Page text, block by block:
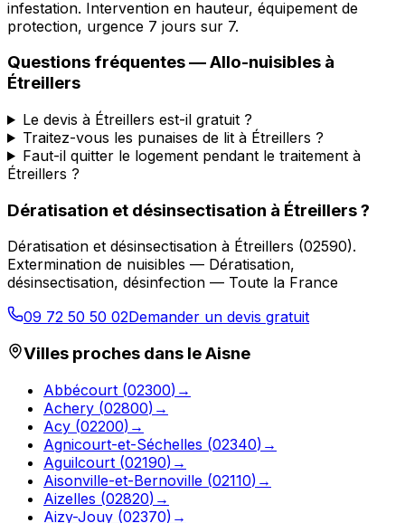
infestation. Intervention en hauteur, équipement de
protection, urgence 7 jours sur 7.
Questions fréquentes —Allo-nuisibles à
Étreillers
Le devis à Étreillers est-il gratuit ?
Traitez-vous les punaises de lit à Étreillers ?
Faut-il quitter le logement pendant le traitement à
Étreillers ?
Dératisation et désinsectisation à Étreillers?
Dératisation et désinsectisation à Étreillers (02590).
Extermination de nuisibles — Dératisation,
désinsectisation, désinfection — Toute la France
09 72 50 50 02Demander un devis gratuit
Villes proches dans leAisne
Abbécourt (02300) →
Achery (02800) →
Acy (02200) →
Agnicourt-et-Séchelles (02340) →
Aguilcourt (02190) →
Aisonville-et-Bernoville (02110) →
Aizelles (02820) →
Aizy-Jouy (02370) →